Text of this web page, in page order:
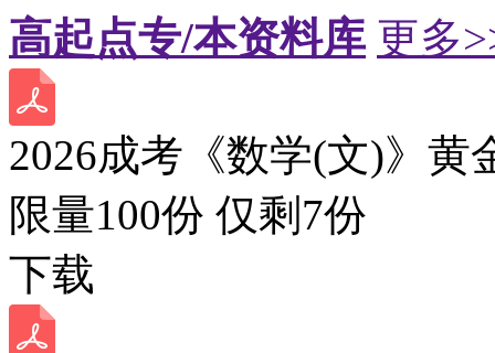
高起点专/本资料库 更多
2026成考《数学(文)》黄
限量100份 仅剩 7份
下载